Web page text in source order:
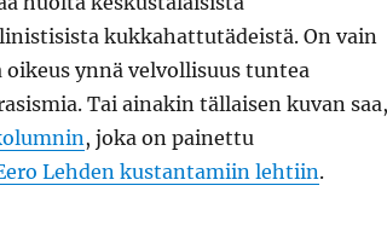
kukkahattutädeistä. On vain
ynnä velvollisuus tuntea
Tai ainakin tällaisen kuvan saa,
, joka on painettu
Lehden kustantamiin lehtiin.